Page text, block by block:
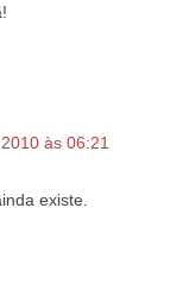
às 06:21
existe.